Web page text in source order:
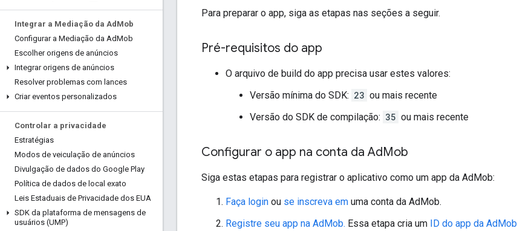
Integrar a Mediação da Ad Mob
Configurar a Mediação da AdMob
Escolher origens de anúncios
Integrar origens de anúncios
Resolver problemas com lances
Criar eventos personalizados
Controlar a privacidade
Estratégias
Modos de veiculação de anúncios
Divulgação de dados do Google Play
Política de dados de local exato
Leis Estaduais de Privacidade dos EUA
SDK da plataforma de mensagens de
usuários (UMP)
Para preparar o app, siga as etapas nas seções a seguir.
Pré-requisitos do app
O arquivo de build do app precisa usar estes valores:
Versão mínima do SDK: 23 ou mais recente
Versão do SDK de compilação: 35 ou mais recente
Configurar o app na conta da AdMob
Siga estas etapas para registrar o aplicativo como um app da AdMob:
Faça login ou se inscreva em uma conta da AdMob.
Registre seu app na AdMob. Essa etapa cria um ID do app da AdMob